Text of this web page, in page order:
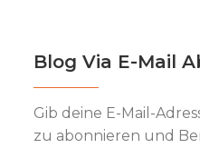
Blog Via E-Mail
Gib deine E-Mail-
zu abonnieren und